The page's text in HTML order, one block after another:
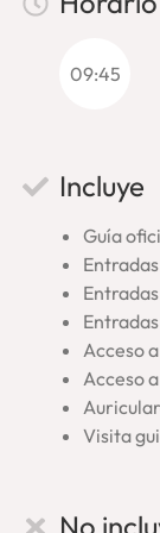
contemplar el
Un tour
Arena,
Palatino
Esta visión de
del Coliseo, es
los visitantes.
grandeza y
09:45
Incluye
Guía
Acceso
Acceso
Visita